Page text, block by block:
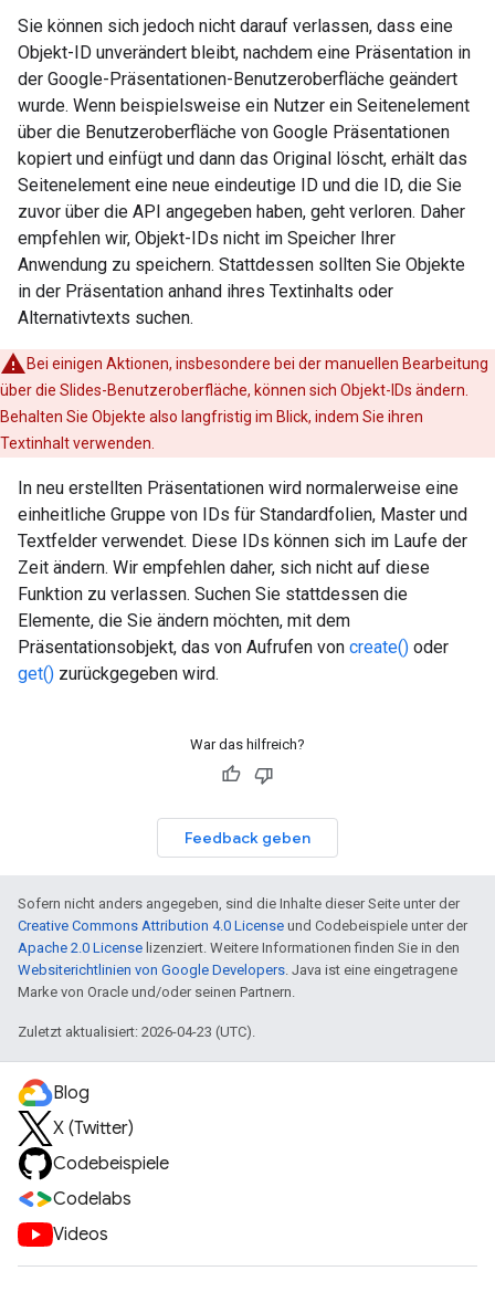
Sie können sich jedoch nicht darauf verlassen, dass eine
Objekt-ID unverändert bleibt, nachdem eine Präsentation in
der Google-Präsentationen-Benutzeroberfläche geändert
wurde. Wenn beispielsweise ein Nutzer ein Seitenelement
über die Benutzeroberfläche von Google Präsentationen
kopiert und einfügt und dann das Original löscht, erhält das
Seitenelement eine neue eindeutige ID und die ID, die Sie
zuvor über die API angegeben haben, geht verloren. Daher
empfehlen wir, Objekt-IDs nicht im Speicher Ihrer
Anwendung zu speichern. Stattdessen sollten Sie Objekte
in der Präsentation anhand ihres Textinhalts oder
Alternativtexts suchen.
Bei einigen Aktionen, insbesondere bei der manuellen Bearbeitung
über die Slides-Benutzeroberfläche, können sich Objekt-IDs ändern.
Behalten Sie Objekte also langfristig im Blick, indem Sie ihren
Textinhalt verwenden.
In neu erstellten Präsentationen wird normalerweise eine
einheitliche Gruppe von IDs für Standardfolien, Master und
Textfelder verwendet. Diese IDs können sich im Laufe der
Zeit ändern. Wir empfehlen daher, sich nicht auf diese
Funktion zu verlassen. Suchen Sie stattdessen die
Elemente, die Sie ändern möchten, mit dem
Präsentationsobjekt, das von Aufrufen von create() oder
get() zurückgegeben wird.
War das hilfreich?
Feedback geben
Sofern nicht anders angegeben, sind die Inhalte dieser Seite unter der
Creative Commons Attribution 4.0 License und Codebeispiele unter der
Apache 2.0 License lizenziert. Weitere Informationen finden Sie in den
Websiterichtlinien von Google Developers. Java ist eine eingetragene
Marke von Oracle und/oder seinen Partnern.
Zuletzt aktualisiert: 2026-04-23 (UTC).
Blog
X (Twitter)
Codebeispiele
Codelabs
Videos